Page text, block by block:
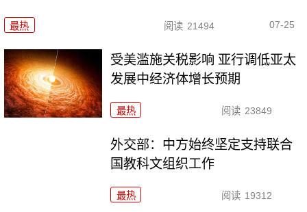
最热 阅读 21494 07-25
受美滥施关税影响 亚行调低亚太
发展中经济体增长预期
最热 阅读 23849
外交部：中方始终坚定支持联合
国教科文组织工作
最热 阅读 19312